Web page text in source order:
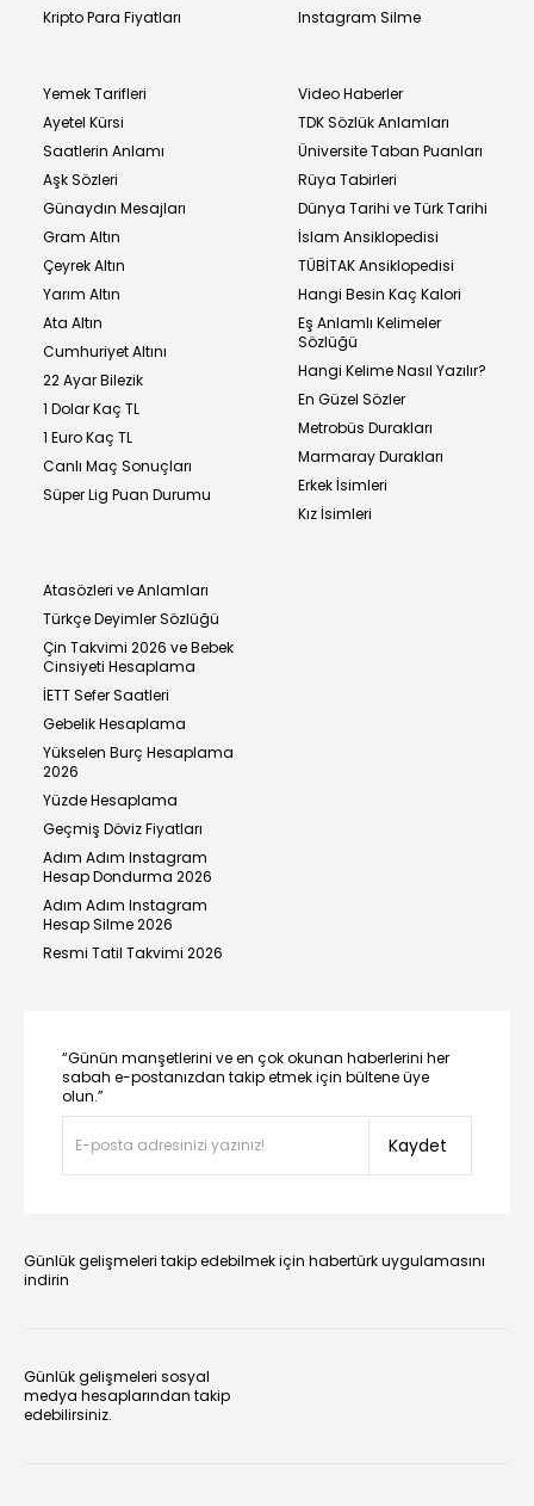
Kripto Para Fiyatları
Instagram Silme
Yemek Tarifleri
Ayetel Kürsi
Saatlerin Anlamı
Aşk Sözleri
Günaydın Mesajları
Gram Altın
Çeyrek Altın
Yarım Altın
Ata Altın
Cumhuriyet Altını
22 Ayar Bilezik
1 Dolar Kaç TL
1 Euro Kaç TL
Canlı Maç Sonuçları
Süper Lig Puan Durumu
Video Haberler
TDK Sözlük Anlamları
Üniversite Taban Puanları
Rüya Tabirleri
Dünya Tarihi ve Türk Tarihi
İslam Ansiklopedisi
TÜBİTAK Ansiklopedisi
Hangi Besin Kaç Kalori
Eş Anlamlı Kelimeler
Sözlüğü
Hangi Kelime Nasıl Yazılır?
En Güzel Sözler
Metrobüs Durakları
Marmaray Durakları
Erkek İsimleri
Kız İsimleri
Atasözleri ve Anlamları
Türkçe Deyimler Sözlüğü
Çin Takvimi 2026 ve Bebek
Cinsiyeti Hesaplama
İETT Sefer Saatleri
Gebelik Hesaplama
Yükselen Burç Hesaplama
2026
Yüzde Hesaplama
Geçmiş Döviz Fiyatları
Adım Adım Instagram
Hesap Dondurma 2026
Adım Adım Instagram
Hesap Silme 2026
Resmi Tatil Takvimi 2026
“Günün manşetlerini ve en çok okunan haberlerini her
sabah e-postanızdan takip etmek için bültene üye
olun.”
Kaydet
Günlük gelişmeleri takip edebilmek için habertürk uygulamasını
indirin
Günlük gelişmeleri sosyal
medya hesaplarından takip
edebilirsiniz.